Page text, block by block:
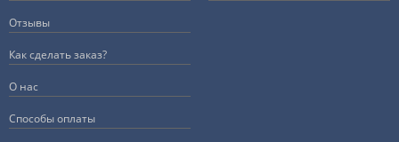
Отзывы
Как сделать заказ?
О нас
Способы оплаты